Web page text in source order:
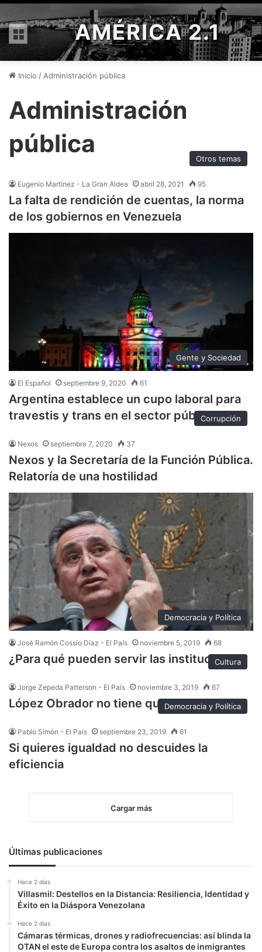
Menú AMÉRICA 2.1
Inicio / Administración pública
Administración
pública
Otros temas
Eugenio Martínez - La Gran Aldea abril 28, 2021 95
La falta de rendición de cuentas, la norma
de los gobiernos en Venezuela
Gente y Sociedad
El Español septiembre 9, 2020 61
Argentina establece un cupo laboral para
travestis y trans en el sector públicoCorrupción
Nexos septiembre 7, 2020 37
Nexos y la Secretaría de la Función Pública.
Relatoría de una hostilidad
Democracia y Política
José Ramón Cossío Díaz - El País noviembre 5, 2019 68
¿Para qué pueden servir las instituciones?
Cultura
Jorge Zepeda Patterson - El País noviembre 3, 2019 67
López Obrador no tiene quien le escriba
Democracia y Política
Pablo Simón - El País septiembre 23, 2019 61
Si quieres igualdad no descuides la
eficiencia
Cargar más
Últimas publicaciones
Hace 2 días
Villasmil: Destellos en la Distancia: Resiliencia, Identidad y
Éxito en la Diáspora Venezolana
Hace 2 días
Cámaras térmicas, drones y radiofrecuencias: así blinda la
OTAN el este de Europa contra los asaltos de inmigrantes